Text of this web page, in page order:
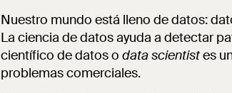
Nuestro mundo está lleno de datos:
La ciencia de datos ayuda a detectar
científico de datos o data scientistes
problemas comerciales.